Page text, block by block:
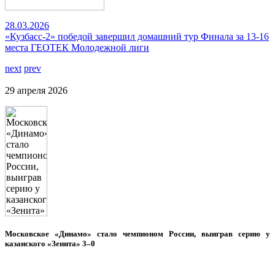
28.03.2026
«Кузбасс-2» победой завершил домашний тур Финала за 13-16
места ГЕОТЕК Молодежной лиги
next prev
29 апреля 2026
Московское «Динамо» стало чемпионом России, выиграв серию у
казанского «Зенита» 3–0